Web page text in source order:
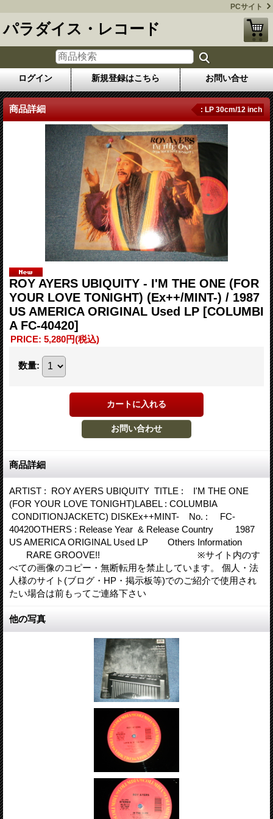
PCサイト
パラダイス・レコード
ログイン 新規登録はこちら お問い合せ
商品詳細 : LP 30cm/12 inch
ROY AYERS UBIQUITY - I'M THE ONE (FOR
YOUR LOVE TONIGHT) (Ex++/MINT-) / 1987
US AMERICA ORIGINAL Used LP [COLUMBI
A FC-40420]
PRICE: 5,280円(税込)
数量:
商品詳細
ARTIST : ROY AYERS UBIQUITY TITLE : I'M THE ONE
(FOR YOUR LOVE TONIGHT)LABEL : COLUMBIA
CONDITIONJACKETC) DISKEx++MINT- No. : FC-
40420OTHERS : Release Year & Release Country 1987
US AMERICA ORIGINAL Used LP Others Information
RARE GROOVE!! ※サイト内のす
べての画像のコピー・無断転用を禁止しています。 個人・法
人様のサイト(ブログ・HP・掲示板等)でのご紹介で使用され
たい場合は前もってご連絡下さい
他の写真